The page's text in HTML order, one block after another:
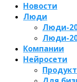
Новости
Люди
Люди-
Люди-
Компании
Нейросети